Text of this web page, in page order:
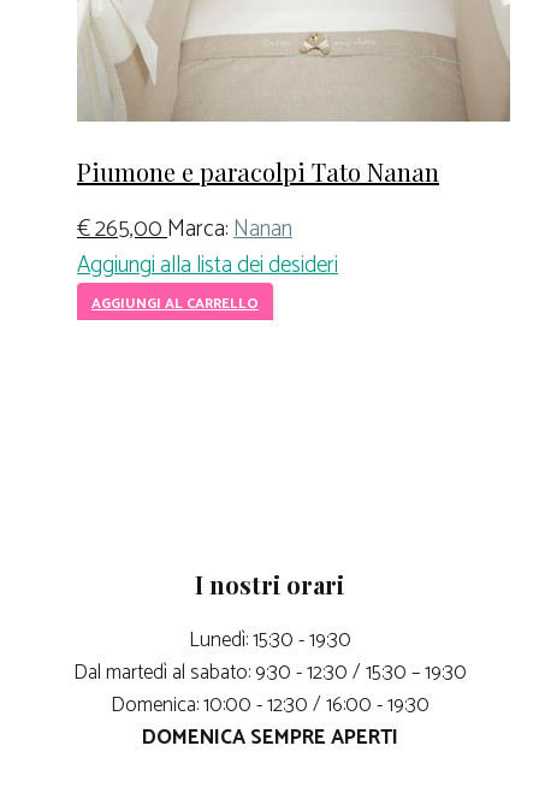
Piumone e paracolpi Tato Nanan
€265,00Marca:Nanan
Aggiungi alla lista dei desideri
AGGIUNGI AL CARRELLO
I nostri orari
Lunedì: 15:30 - 19:30
Dal martedì al sabato: 9:30 - 12:30 / 15:30 – 19:30
Domenica: 10:00 - 12:30 / 16:00 - 19:30
DOMENICA SEMPRE APERTI